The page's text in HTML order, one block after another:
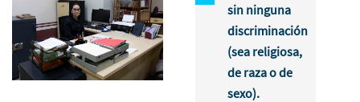
sin ninguna
discriminación
(sea religiosa,
de raza o de
sexo).